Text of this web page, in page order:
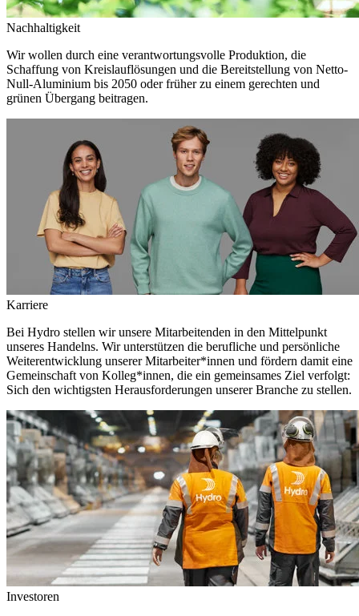
Nachhaltigkeit
Wir wollen durch eine verantwortungsvolle Produktion, die
Schaffung von Kreislauflösungen und die Bereitstellung von Netto-
Null-Aluminium bis 2050 oder früher zu einem gerechten und
grünen Übergang beitragen.
Karriere
Bei Hydro stellen wir unsere Mitarbeitenden in den Mittelpunkt
unseres Handelns. Wir unterstützen die berufliche und persönliche
Weiterentwicklung unserer Mitarbeiter*innen und fördern damit eine
Gemeinschaft von Kolleg*innen, die ein gemeinsames Ziel verfolgt:
Sich den wichtigsten Herausforderungen unserer Branche zu stellen.
Investoren